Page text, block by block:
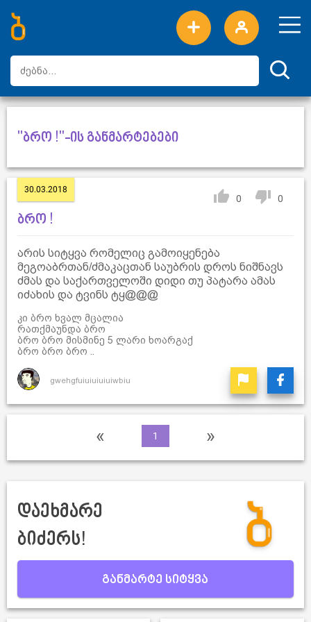
ახალი სიტყვები
ტოპ სიტყვები
დღის ტოპ სიტყვები
ტოპ მომხმარებლები
"ბრო !"-ის განმარტებები
30.03.2018
0 0
ბრო !
არის სიტყვა რომელიც გამოიყენება
მეგოაბრთან/ძმაკაცთან საუბრის დროს ნიშნავს
ძმას და საქართველოში დიდი თუ პატარა ამას
იძახის და ტვინს ტყ@@@
კი ბრო ხვალ მცალია
რათქმაუნდა ბრო
ბრო ბრო მისმინე 5 ლარი ხოარგაქ
ბრო ბრო ბრო ..
gwehgfuiuiuiuiuiwbiu
« 1 »
დაეხმარე
ბიძერს!
განმარტე სიტყვა